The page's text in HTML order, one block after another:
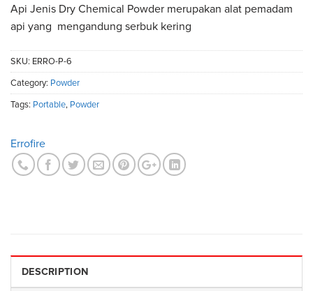
Api Jenis Dry Chemical Powder merupakan alat pemadam
api yang mengandung serbuk kering
SKU: ERRO-P-6
Category: Powder
Tags: Portable, Powder
Errofire
DESCRIPTION